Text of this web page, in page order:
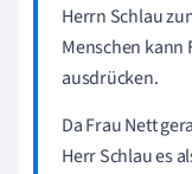
Herrn Schlau
Menschen kann
ausdrücken.
Da Frau Nett
Herr Schlau es